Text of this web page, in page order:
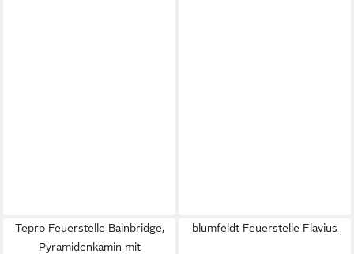
Tepro Feuerstelle Bainbridge,
Pyramidenkamin mit
blumfeldt Feuerstelle Flavius